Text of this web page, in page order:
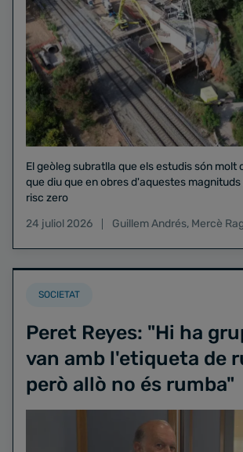
El geòleg subratlla que els estudis són molt
que diu que en obres d'aquestes
risc zero
24 juliol 2026
Guillem Andrés, Mercè
SOCIETAT
Peret Reyes: "Hi ha
van amb l'etiqueta de
però allò no és rumba"